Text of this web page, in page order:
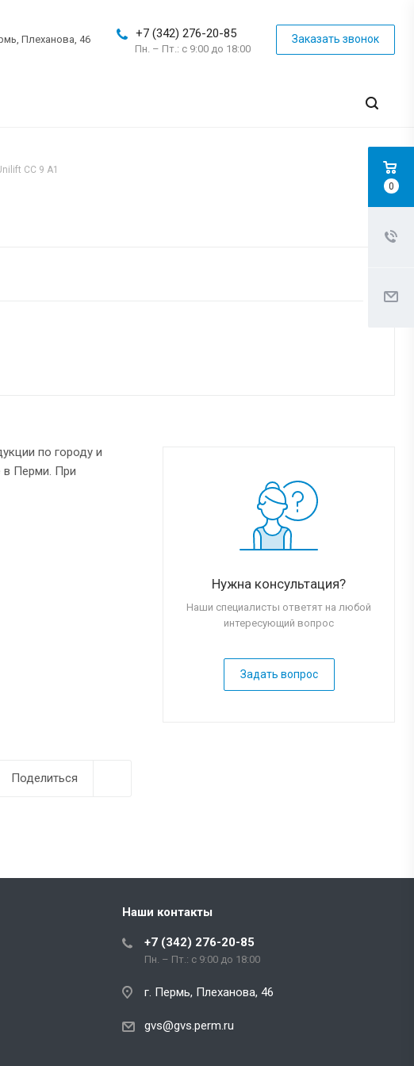
+7 (342) 276-20-85
Пн. – Пт.: с 9:00 до 18:00
Заказать звонок
Плеханова, 46
CC 9 A1
по городу и
в Перми. При
Нужна консультация?
Наши специалисты ответят на любой
интересующий вопрос
Задать вопрос
Поделиться
Наши контакты
+7 (342) 276-20-85
Пн. – Пт.: с 9:00 до 18:00
г. Пермь, Плеханова, 46
gvs@gvs.perm.ru
0